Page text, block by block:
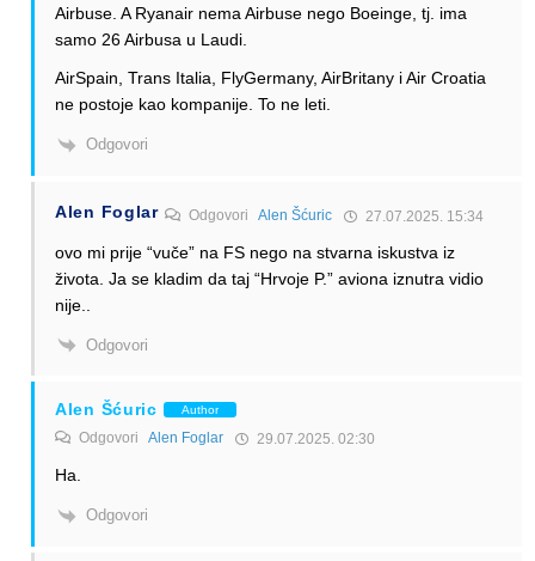
Airbuse. A Ryanair nema Airbuse nego Boeinge, tj. ima
samo 26 Airbusa u Laudi.
AirSpain, Trans Italia, FlyGermany, AirBritany i Air Croatia
ne postoje kao kompanije. To ne leti.
Odgovori
Alen Foglar Odgovori Alen Šćuric 27.07.2025. 15:34
ovo mi prije “vuče” na FS nego na stvarna iskustva iz
života. Ja se kladim da taj “Hrvoje P.” aviona iznutra vidio
nije..
Odgovori
Alen Šćuric Author
Odgovori Alen Foglar 29.07.2025. 02:30
Ha.
Odgovori